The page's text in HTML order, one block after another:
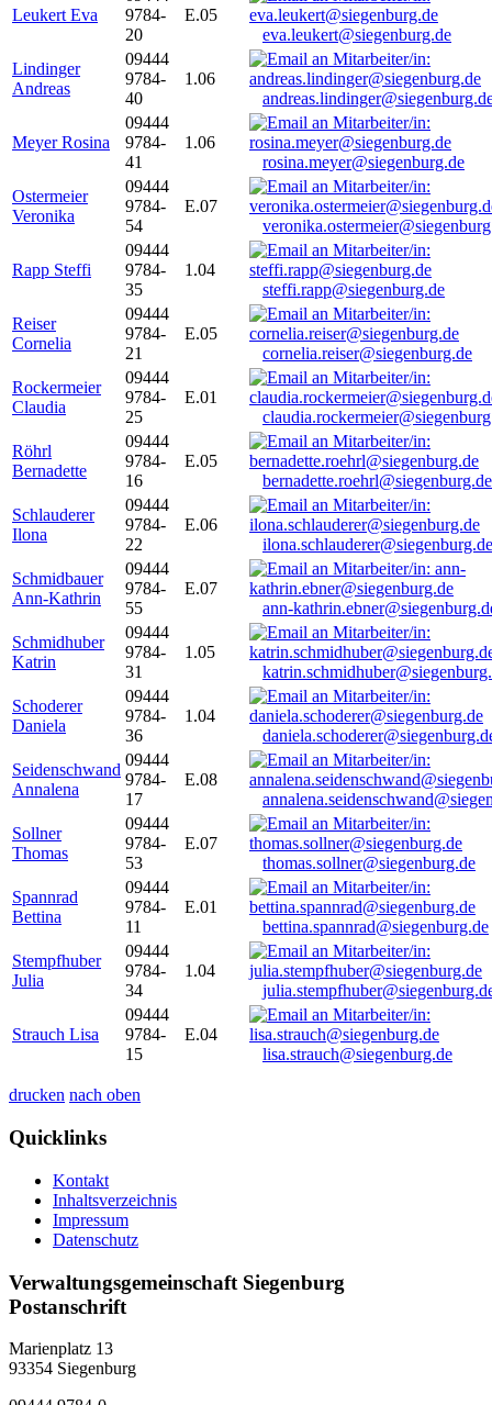
Leukert Eva
9784-
20
E.05
eva.leukert@siegenburg.de
Lindinger
Andreas
09444
9784-
40
1.06
Meyer Rosina
09444
9784-
41
1.06
rosina.meyer@siegenburg.de
Ostermeier
Veronika
09444
9784-
54
E.07
Rapp Steffi
09444
9784-
35
1.04
steffi.rapp@siegenburg.de
Reiser
Cornelia
09444
9784-
21
E.05
cornelia.reiser@siegenburg.de
Rockermeier
Claudia
09444
9784-
25
E.01
Röhrl
Bernadette
09444
9784-
16
E.05
bernadette.roehrl@siegenburg.de
Schlauderer
Ilona
09444
9784-
22
E.06
ilona.schlauderer@siegenburg.de
Schmidbauer
Ann-Kathrin
09444
9784-
55
E.07
ann-
Schmidhuber
Katrin
09444
9784-
31
1.05
Schoderer
Daniela
09444
9784-
36
1.04
Seidenschwand
Annalena
09444
9784-
17
E.08
Sollner
Thomas
09444
9784-
53
E.07
thomas.sollner@siegenburg.de
Spannrad
Bettina
09444
9784-
11
E.01
bettina.spannrad@siegenburg.de
Stempfhuber
Julia
09444
9784-
34
1.04
Strauch Lisa
09444
9784-
15
E.04
lisa.strauch@siegenburg.de
drucken nach oben
Quicklinks
Kontakt
Inhaltsverzeichnis
Impressum
Datenschutz
Verwaltungsgemeinschaft Siegenburg
Postanschrift
Marienplatz 13
93354 Siegenburg